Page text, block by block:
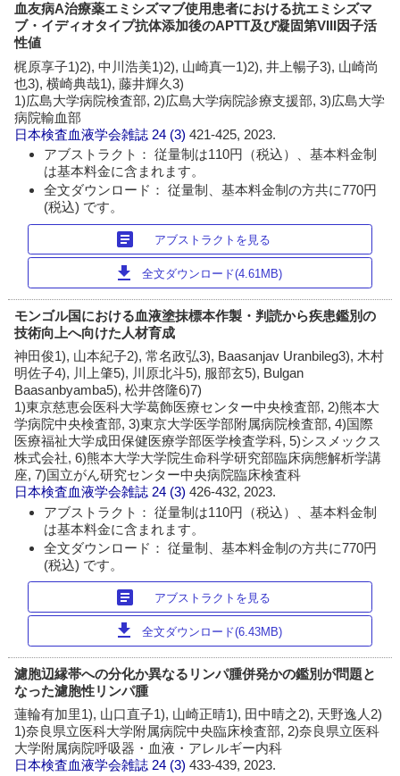
血友病A治療薬エミシズマブ使用患者における抗エミシズマ
ブ・イディオタイプ抗体添加後のAPTT及び凝固第VIII因子活
性値
梶原享子1)2), 中川浩美1)2), 山崎真一1)2), 井上暢子3), 山崎尚
也3), 横崎典哉1), 藤井輝久3)
1)広島大学病院検査部, 2)広島大学病院診療支援部, 3)広島大学
病院輸血部
日本検査血液学会雑誌 24 (3)421-425, 2023.
アブストラクト： 従量制は110円（税込）、基本料金制
は基本料金に含まれます。
全文ダウンロード： 従量制、基本料金制の方共に770円
(税込) です。
article アブストラクトを見る
download 全文ダウンロード(4.61MB)
モンゴル国における血液塗抹標本作製・判読から疾患鑑別の
技術向上へ向けた人材育成
神田俊1), 山本紀子2), 常名政弘3), Baasanjav Uranbileg3), 木村
明佐子4), 川上肇5), 川原北斗5), 服部玄5), Bulgan
Baasanbyamba5), 松井啓隆6)7)
1)東京慈恵会医科大学葛飾医療センター中央検査部, 2)熊本大
学病院中央検査部, 3)東京大学医学部附属病院検査部, 4)国際
医療福祉大学成田保健医療学部医学検査学科, 5)シスメックス
株式会社, 6)熊本大学大学院生命科学研究部臨床病態解析学講
座, 7)国立がん研究センター中央病院臨床検査科
日本検査血液学会雑誌 24 (3)426-432, 2023.
アブストラクト： 従量制は110円（税込）、基本料金制
は基本料金に含まれます。
全文ダウンロード： 従量制、基本料金制の方共に770円
(税込) です。
article アブストラクトを見る
download 全文ダウンロード(6.43MB)
濾胞辺縁帯への分化か異なるリンパ腫併発かの鑑別が問題と
なった濾胞性リンパ腫
蓮輪有加里1), 山口直子1), 山崎正晴1), 田中晴之2), 天野逸人2)
1)奈良県立医科大学附属病院中央臨床検査部, 2)奈良県立医科
大学附属病院呼吸器・血液・アレルギー内科
日本検査血液学会雑誌 24 (3)433-439, 2023.